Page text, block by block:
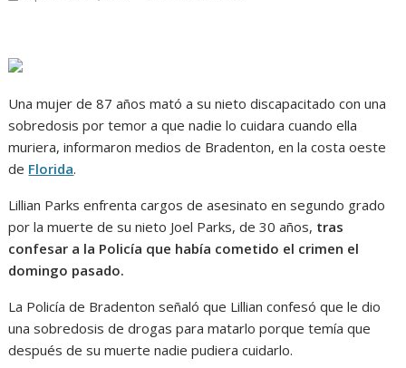
Una mujer de 87 años mató a su nieto discapacitado con una
sobredosis por temor a que nadie lo cuidara cuando ella
muriera, informaron medios de Bradenton, en la costa oeste
de Florida.
Lillian Parks enfrenta cargos de asesinato en segundo grado
por la muerte de su nieto Joel Parks, de 30 años, tras
confesar a la Policía que había cometido el crimen el
domingo pasado.
La Policía de Bradenton señaló que Lillian confesó que le dio
una sobredosis de drogas para matarlo porque temía que
después de su muerte nadie pudiera cuidarlo.